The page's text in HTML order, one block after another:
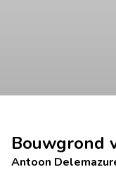
Bouwgrond
Antoon